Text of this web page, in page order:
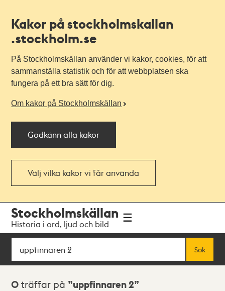
Kakor på stockholmskallan
.stockholm.se
På Stockholmskällan använder vi kakor, cookies, för att
sammanställa statistik och för att webbplatsen ska
fungera på ett bra sätt för dig.
Om kakor på Stockholmskällan
Godkänn alla kakor
Välj vilka kakor vi får använda
navigationen
huvudinnehållet
Stockholmskällan
Historia i ord, ljud och bild
Sök
Sök
Sökresultat
0 träffar på uppfinnaren 2